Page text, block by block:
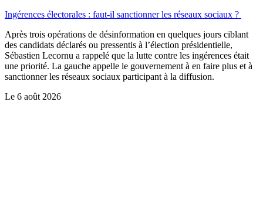
Ingérences électorales : faut-il sanctionner les réseaux sociaux ?
Après trois opérations de désinformation en quelques jours ciblant
des candidats déclarés ou pressentis à l’élection présidentielle,
Sébastien Lecornu a rappelé que la lutte contre les ingérences était
une priorité. La gauche appelle le gouvernement à en faire plus et à
sanctionner les réseaux sociaux participant à la diffusion.
Le 6 août 2026